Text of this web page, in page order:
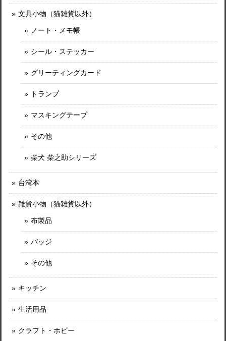
文具小物（猫雑貨以外）
ノート・メモ帳
シール・ステッカー
グリーティングカード
トランプ
マスキングテープ
その他
柴犬 柴之助シリーズ
台湾本
雑貨小物（猫雑貨以外）
布製品
バッジ
その他
キッチン
生活用品
クラフト・ホビー